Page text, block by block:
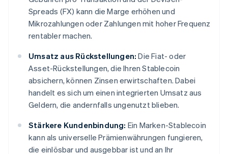
Spreads (FX) kann die Marge erhöhen und
Mikrozahlungen oder Zahlungen mit hoher Frequenz
rentabler machen.
Umsatz aus Rückstellungen: Die Fiat- oder
Asset-Rückstellungen, die Ihren Stablecoin
absichern, können Zinsen erwirtschaften. Dabei
handelt es sich um einen integrierten Umsatz aus
Geldern, die andernfalls ungenutzt blieben.
Stärkere Kundenbindung: Ein Marken-Stablecoin
kann als universelle Prämienwährungen fungieren,
die einlösbar und ausgebbar ist und an Ihr